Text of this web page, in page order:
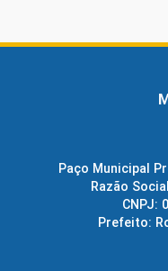
Paço Municipal
Razão
CNPJ:
Prefeito: